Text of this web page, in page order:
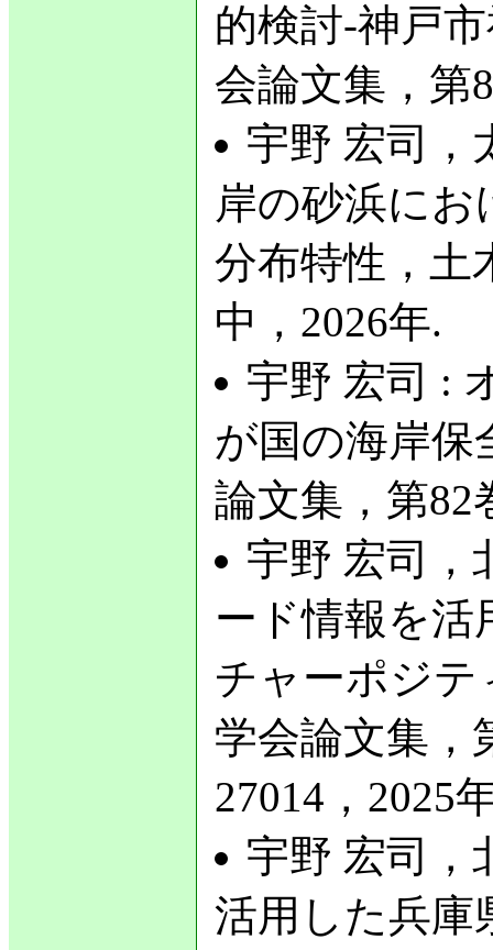
的検討-神戸
会論文集，第
宇野 宏司，
岸の砂浜に
分布特性，土
中，2026年.
宇野 宏司 :
が国の海岸保
論文集，第82
宇野 宏司，
ード情報を活
チャーポジテ
学会論文集，
27014，2025
宇野 宏司，
活用した兵庫